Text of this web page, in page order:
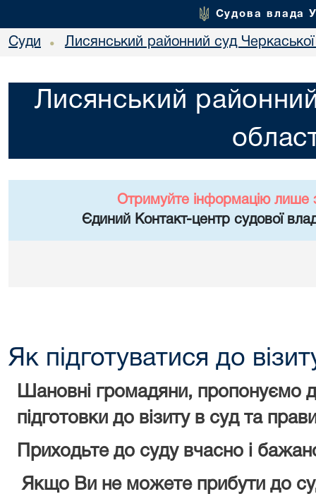
Судова влада
Суди • Лисянський районний суд Черкаської
Лисянський
Отримуйте інформацію лише
Єдиний Контакт-центр судової
Як підготуватися до
Шановні громадяни, пропонуємо
підготовки до візиту в суд та
Приходьте до суду вчасно і
Якщо Ви не можете прибути до